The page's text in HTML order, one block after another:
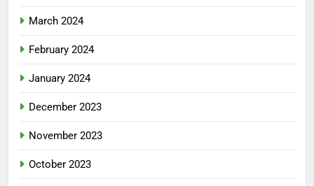
March 2024
February 2024
January 2024
December 2023
November 2023
October 2023